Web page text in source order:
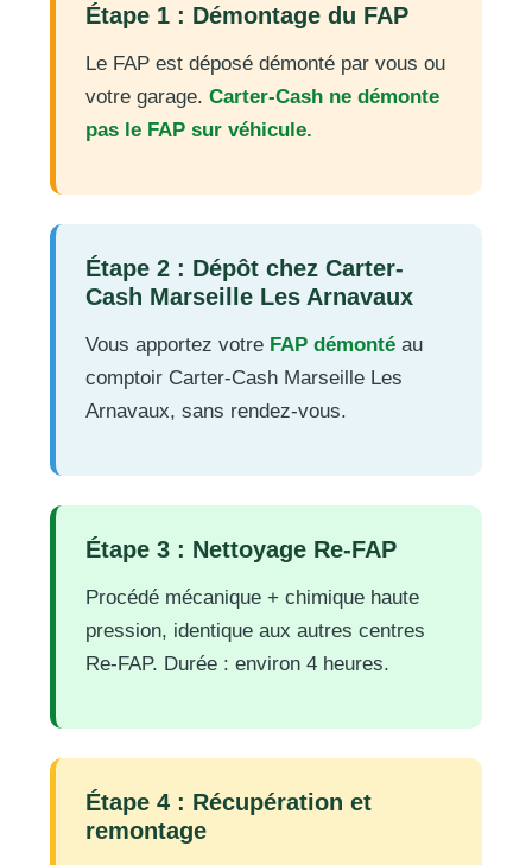
Étape 1 : Démontage du FAP
Le FAP est déposé démonté par vous ou
votre garage.Carter-Cash ne démonte
pas le FAP sur véhicule.
Étape 2 : Dépôt chez Carter-
Cash Marseille Les Arnavaux
Vous apportez votre FAP démonté au
comptoir Carter-Cash Marseille Les
Arnavaux, sans rendez-vous.
Étape 3 : Nettoyage Re-FAP
Procédé mécanique + chimique haute
pression, identique aux autres centres
Re-FAP. Durée : environ 4 heures.
Étape 4 : Récupération et
remontage